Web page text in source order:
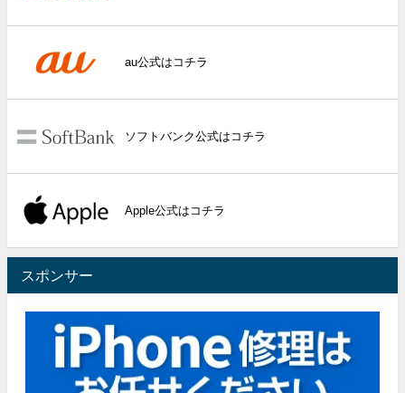
au公式はコチラ
ソフトバンク公式はコチラ
Apple公式はコチラ
スポンサー